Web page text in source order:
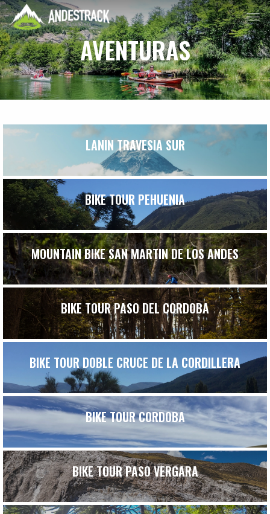
AVENTURAS
LANIN TRAVESIA SUR
BIKE TOUR PEHUENIA
MOUNTAIN BIKE SAN MARTIN DE LOS ANDES
BIKE TOUR PASO DEL CORDOBA
BIKE TOUR DOBLE CRUCE DE LA CORDILLERA
BIKE TOUR CORDOBA
BIKE TOUR PASO VERGARA